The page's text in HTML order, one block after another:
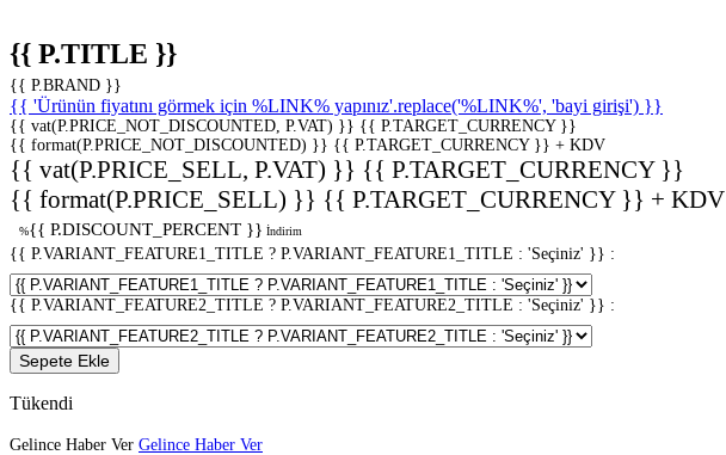
{{ P.TITLE }}
{{ P.BRAND }}
{{ 'Ürünün fiyatını görmek için %LINK% yapınız'.replace('%LINK%', 'bayi girişi') }}
{{ vat(P.PRICE_NOT_DISCOUNTED, P.VAT) }} {{ P.TARGET_CURRENCY }}
{{ format(P.PRICE_NOT_DISCOUNTED) }} {{ P.TARGET_CURRENCY }} + KDV
{{ vat(P.PRICE_SELL, P.VAT) }} {{ P.TARGET_CURRENCY }}
{{ format(P.PRICE_SELL) }} {{ P.TARGET_CURRENCY }} + KDV
%{{ P.DISCOUNT_PERCENT }} İndirim
{{ P.VARIANT_FEATURE1_TITLE ? P.VARIANT_FEATURE1_TITLE : 'Seçiniz' }} :
{{ P.VARIANT_FEATURE2_TITLE ? P.VARIANT_FEATURE2_TITLE : 'Seçiniz' }} :
Sepete Ekle
Tükendi
Gelince Haber Ver Gelince Haber Ver